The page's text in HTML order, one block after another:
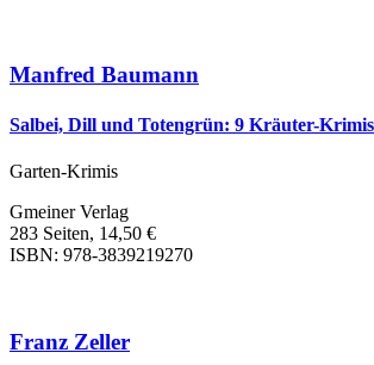
Manfred Baumann
Salbei, Dill und Totengrün: 9 Kräuter-Krimis
Garten-Krimis
Gmeiner Verlag
283 Seiten, 14,50 €
ISBN: 978-3839219270
Franz Zeller